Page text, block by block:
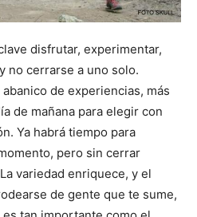
disfrutar, experimentar,
no cerrarse a uno solo.
de experiencias, más
de mañana para elegir con
Ya habrá tiempo para
pero sin cerrar
variedad enriquece, y el
de gente que te sume,